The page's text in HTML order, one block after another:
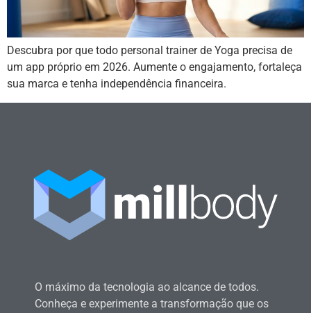
Descubra por que todo personal trainer de Yoga precisa de
um app próprio em 2026. Aumente o engajamento, fortaleça
sua marca e tenha independência financeira.
O máximo da tecnologia ao alcance de todos.
Conheça e experimente a transformação que os